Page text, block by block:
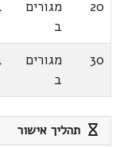
20
מגורים
ב
30
מגורים
ב
תהליך אישור